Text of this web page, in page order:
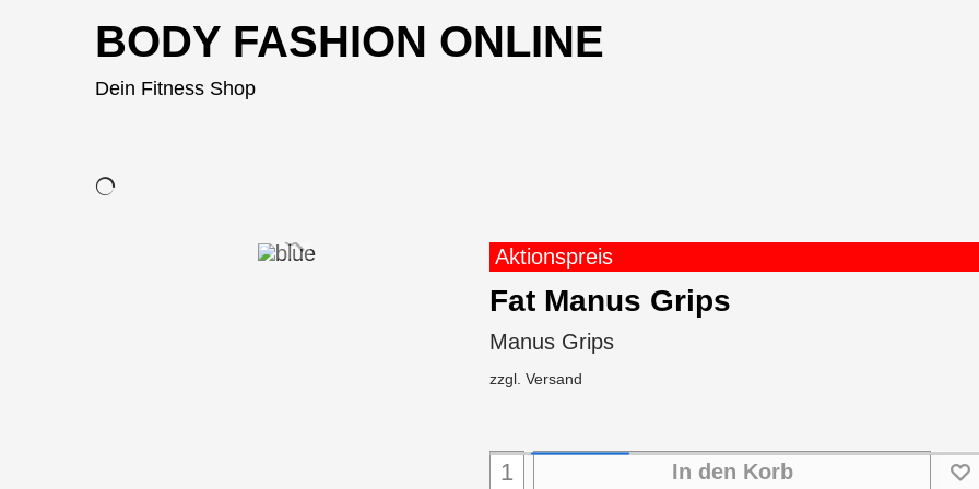
BODY FASHION ONLINE
Dein Fitness Shop
Aktionspreis
Fat Manus Grips
Manus Grips
zzgl. Versand
In den Korb